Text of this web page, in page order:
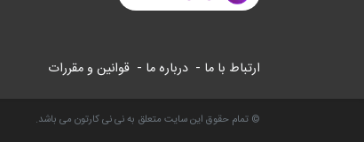
ارتباط با ما - درباره ما - قوانین و مقررات
© تمام حقوق این سایت متعلق به نی نی کارتون می باشد.